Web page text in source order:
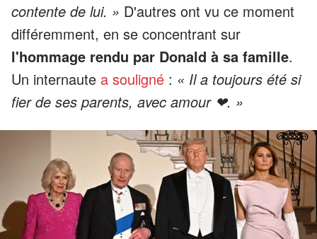
contente de lui. » D'autres ont vu ce moment
différemment, en se concentrant sur
l'hommage rendu par Donald à sa famille.
Un internaute a souligné : « Il a toujours été si
fier de ses parents, avec amour ❤. »